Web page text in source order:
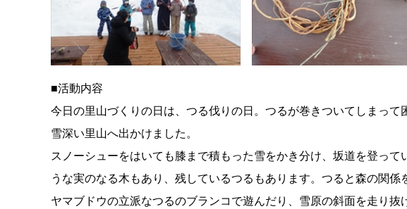
■活動内容
今日の里山づくりの日は、つる伐りの日。つるが巻きついてしまっ
雪深い里山へ出かけました。
スノーシューをはいても膝まで積もった雪をかき分け、坂道を登っ
うな実のなる木もあり、残しているつるもあります。つると森の関係
ヤマブドウの立派なつるのブランコで遊んだり、雪原の斜面を走り